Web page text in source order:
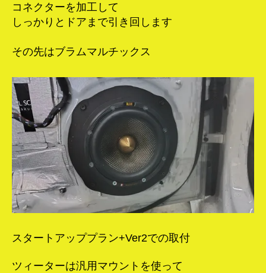
コネクターを加工して
しっかりとドアまで引き回します
その先はブラムマルチックス
スタートアッププラン+Ver2での取付
ツィーターは汎用マウントを使って